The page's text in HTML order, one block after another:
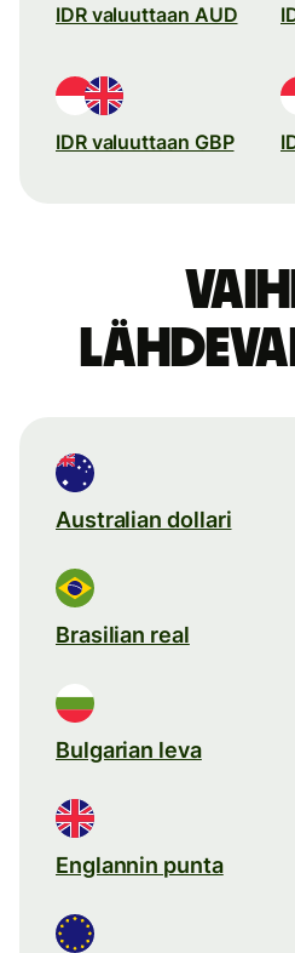
IDR valuuttaan AUD
IDR valuuttaan GBP
Australian dollari
Brasilian real
Bulgarian leva
Englannin punta